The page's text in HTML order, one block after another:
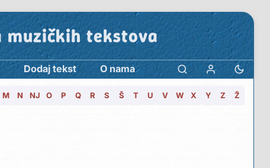
tekstova
Dodaj tekst O nama
M N NJ O P Q R S Š T U V W X Y Z Ž